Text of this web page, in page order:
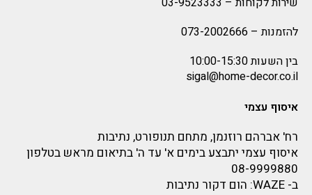
להזמנות – 073-2002666
בין השעות 10:00-15:30
sigal@home-decor.co.il
איסוף עצמי
רח' אברהם רוזנמן, מתחם תנופורט, נתיבות
איסוף עצמי יתבצע בימים א' עד ה' בתיאום מראש בטלפון
08-9999880
ב- WAZE: הום דקור נתיבות